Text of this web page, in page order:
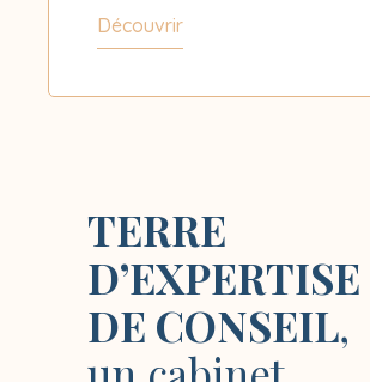
Découvrir
TERRE
DE CONSEIL,